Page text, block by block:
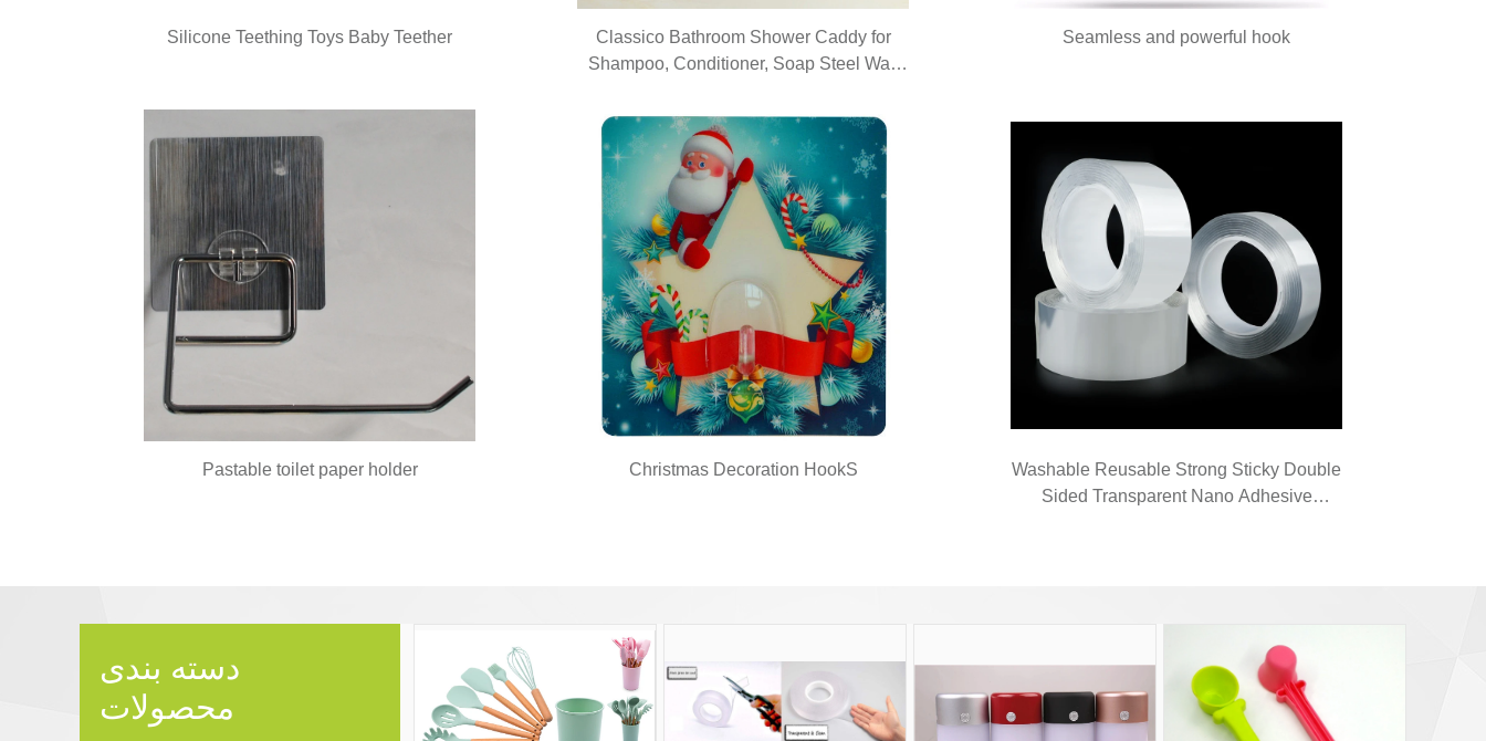
Silicone Teething Toys Baby Teether
Classico Bathroom Shower Caddy for
Shampoo, Conditioner, Soap Steel Wall
Seamless and powerful hook
Pastable toilet paper holder Christmas Decoration HookS
Washable Reusable Strong Sticky Double
Sided Transparent Nano Adhesive
دسته بندی
محصولات